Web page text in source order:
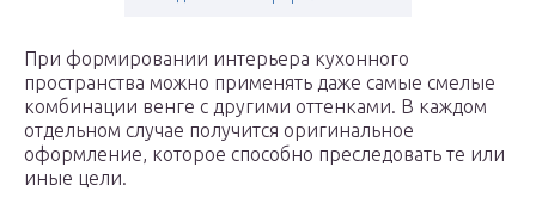
При формировании интерьера кухонного
пространства можно применять даже самые смелые
комбинации венге с другими оттенками. В каждом
отдельном случае получится оригинальное
оформление, которое способно преследовать те или
иные цели.